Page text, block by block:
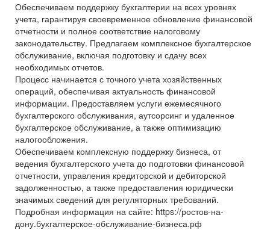
Обеспечиваем поддержку бухгалтерии на всех уровнях
учета, гарантируя своевременное обновление финансовой
отчетности и полное соответствие налоговому
законодательству. Предлагаем комплексное бухгалтерское
обслуживание, включая подготовку и сдачу всех
необходимых отчетов.
Процесс начинается с точного учета хозяйственных
операций, обеспечивая актуальность финансовой
информации. Предоставляем услуги ежемесячного
бухгалтерского обслуживания, аутсорсинг и удаленное
бухгалтерское обслуживание, а также оптимизацию
налогообложения.
Обеспечиваем комплексную поддержку бизнеса, от
ведения бухгалтерского учета до подготовки финансовой
отчетности, управления кредиторской и дебиторской
задолженностью, а также предоставления юридически
значимых сведений для регуляторных требований.
Подробная информация на сайте: https://ростов-на-
дону.бухгалтерское-обслуживание-бизнеса.рф